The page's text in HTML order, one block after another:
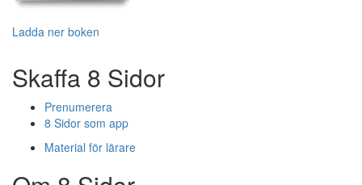
Ladda ner boken
Skaffa 8 Sidor
Prenumerera
8 Sidor som app
Material för lärare